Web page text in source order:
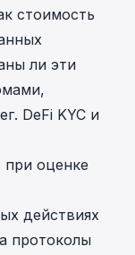
стоимость
ли эти
DeFi KYC и
при оценке
действиях
протоколы